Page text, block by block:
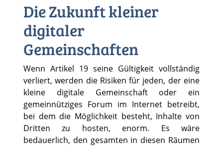
Die Zukunft kleiner
digitaler
Gemeinschaften
Wenn Artikel 19 seine Gültigkeit vollständig
verliert, werden die Risiken für jeden, der eine
kleine digitale Gemeinschaft oder ein
gemeinnütziges Forum im Internet betreibt,
bei dem die Möglichkeit besteht, Inhalte von
Dritten zu hosten, enorm. Es wäre
bedauerlich, den gesamten in diesen Räumen